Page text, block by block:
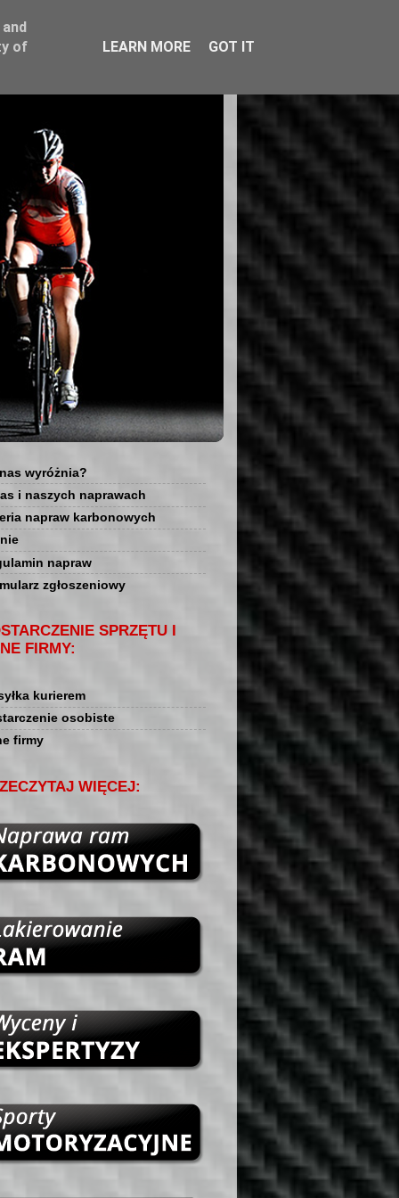
wyróżnia?
i naszych naprawach
napraw karbonowych
napraw
zgłoszeniowy
SPRZĘTU I
FIRMY:
kurierem
osobiste
firmy
WIĘCEJ:
of
LEARN MORE GOT IT